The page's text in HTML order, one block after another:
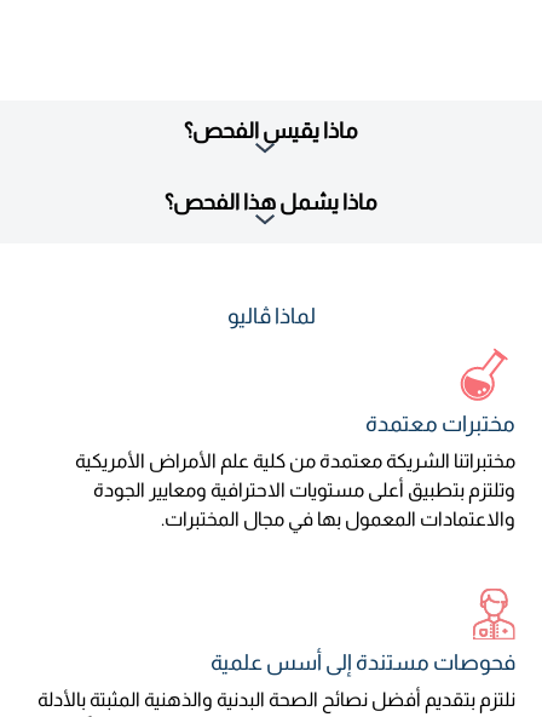
ماذا يقيس الفحص؟
ماذا يشمل هذا الفحص؟
لماذا ڤاليو
مختبرات معتمدة
مختبراتنا الشريكة معتمدة من كلية علم الأمراض الأمريكية
وتلتزم بتطبيق أعلى مستويات الاحترافية ومعايير الجودة
والاعتمادات المعمول بها في مجال المختبرات.
فحوصات مستندة إلى أسس علمية
نلتزم بتقديم أفضل نصائح الصحة البدنية والذهنية المثبتة بالأدلة